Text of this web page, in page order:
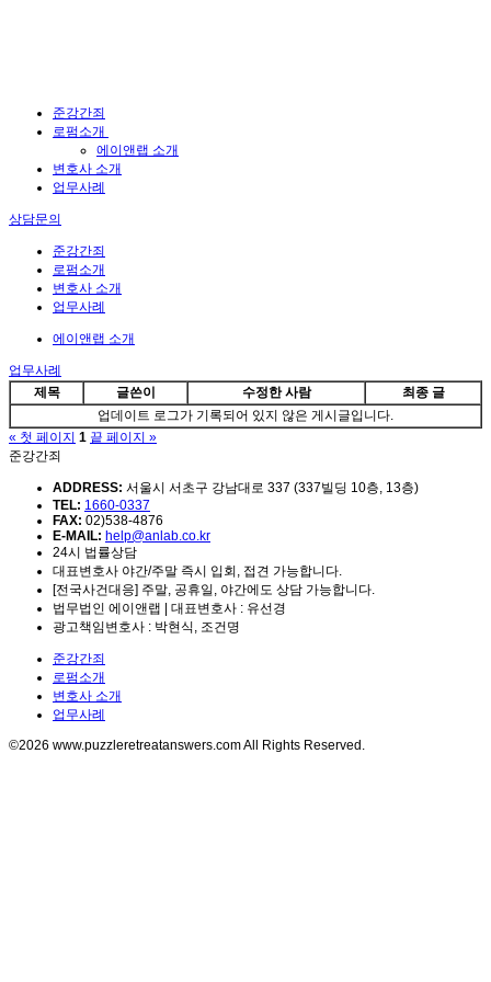
준강간죄
로펌소개
에이앤랩 소개
변호사 소개
업무사례
상담문의
준강간죄
로펌소개
변호사 소개
업무사례
에이앤랩 소개
업무사례
제목
글쓴이 수정한 사람
최종 글
업데이트 로그가 기록되어 있지 않은 게시글입니다.
« 첫 페이지 1 끝 페이지 »
준강간죄
ADDRESS: 서울시 서초구 강남대로 337 (337빌딩 10층, 13층)
TEL: 1660-0337
FAX: 02)538-4876
E-MAIL: help@anlab.co.kr
24시 법률상담
대표변호사 야간/주말 즉시 입회, 접견 가능합니다.
[전국사건대응] 주말, 공휴일, 야간에도 상담 가능합니다.
법무법인 에이앤랩 | 대표변호사 : 유선경
광고책임변호사 : 박현식, 조건명
준강간죄
로펌소개
변호사 소개
업무사례
©2026 www.puzzleretreatanswers.com All Rights Reserved.